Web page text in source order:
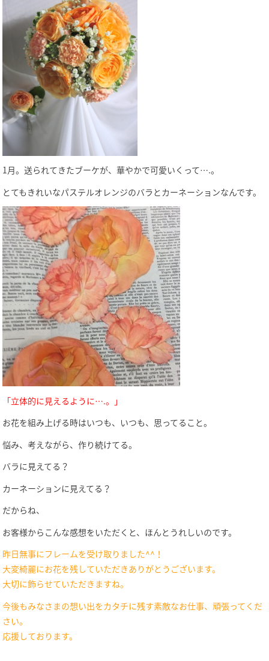
1月。送られてきたブーケが、華やかで可愛いくって….。
とてもきれいなパステルオレンジのバラとカーネーションなんです。
「立体的に見えるように….。」
お花を組み上げる時はいつも、いつも、思ってること。
悩み、考えながら、作り続けてる。
バラに見えてる？
カーネーションに見えてる？
だからね、
お客様からこんな感想をいただくと、ほんとうれしいのです。
昨日無事にフレームを受け取りました^^ ！
大変綺麗にお花を残していただきありがとうございます。
大切に飾らせていただきますね。
今後もみなさまの想い出をカタチに残す素敵なお仕事、頑張ってくだ
さい。
応援しております。